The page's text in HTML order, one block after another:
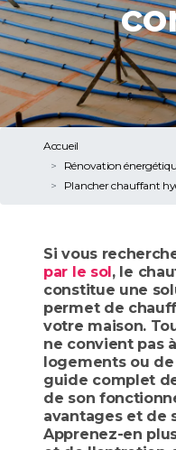
Accueil
Rénovation
Plancher chauffant
Si vous
par le sol, le
constitue une
permet de
votre maison.
ne convient pas
logements ou
guide complet
de son
avantages et de
Apprenez-en